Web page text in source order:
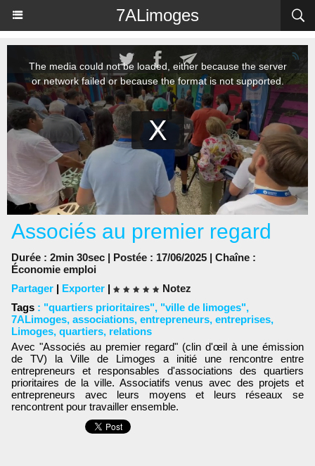
7ALimoges
Associés au premier regard
Durée : 2min 30sec | Postée : 17/06/2025 | Chaîne :
Économie emploi
Partager | Exporter |
Notez
Tags : "quartiers prioritaires", "ville de limoges",
7ALimoges, associations, entrepreneurs, entreprises,
Limoges, quartiers, relations
Avec "Associés au premier regard" (clin d'œil à une émission
de TV) la Ville de Limoges a initié une rencontre entre
entrepreneurs et responsables d'associations des quartiers
prioritaires de la ville. Associatifs venus avec des projets et
entrepreneurs avec leurs moyens et leurs réseaux se
rencontrent pour travailler ensemble.